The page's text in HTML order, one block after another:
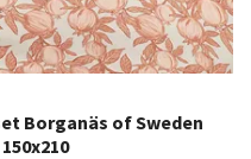
Borganäs of Sweden